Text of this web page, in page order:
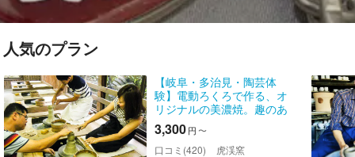
人気のプラン
【岐阜・多治見・陶芸体
験】電動ろくろで作る、オ
リジナルの美濃焼。趣のあ
る陶芸道場で日本文化を感
じよう
3,300円 〜
口コミ(420) 虎渓窯